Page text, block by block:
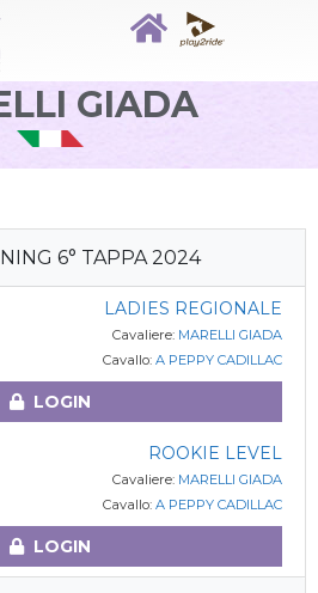
GIADA
6° TAPPA 2024
LADIES REGIONALE
Cavaliere: MARELLI GIADA
Cavallo: A PEPPY CADILLAC
LOGIN
ROOKIE LEVEL
Cavaliere: MARELLI GIADA
Cavallo: A PEPPY CADILLAC
LOGIN